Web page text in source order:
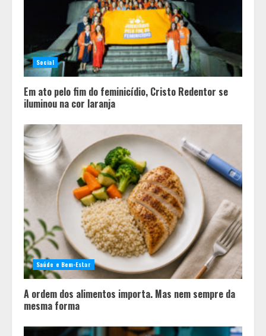
Social
Em ato pelo fim do feminicídio, Cristo Redentor se
iluminou na cor laranja
Saúde e Bem-Estar
A ordem dos alimentos importa. Mas nem sempre da
mesma forma